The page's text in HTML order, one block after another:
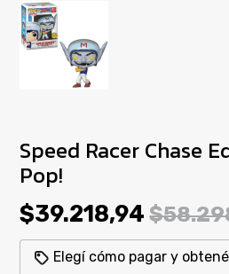
Speed Racer Chase
Pop!
$39.218,94
Elegí cómo pagar y